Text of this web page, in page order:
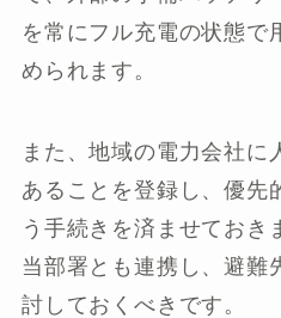
を常にフル充電の状態で
められます。
また、地域の電力会社に
あることを登録し、優先
う手続きを済ませておき
当部署とも連携し、避難
討しておくべきです。